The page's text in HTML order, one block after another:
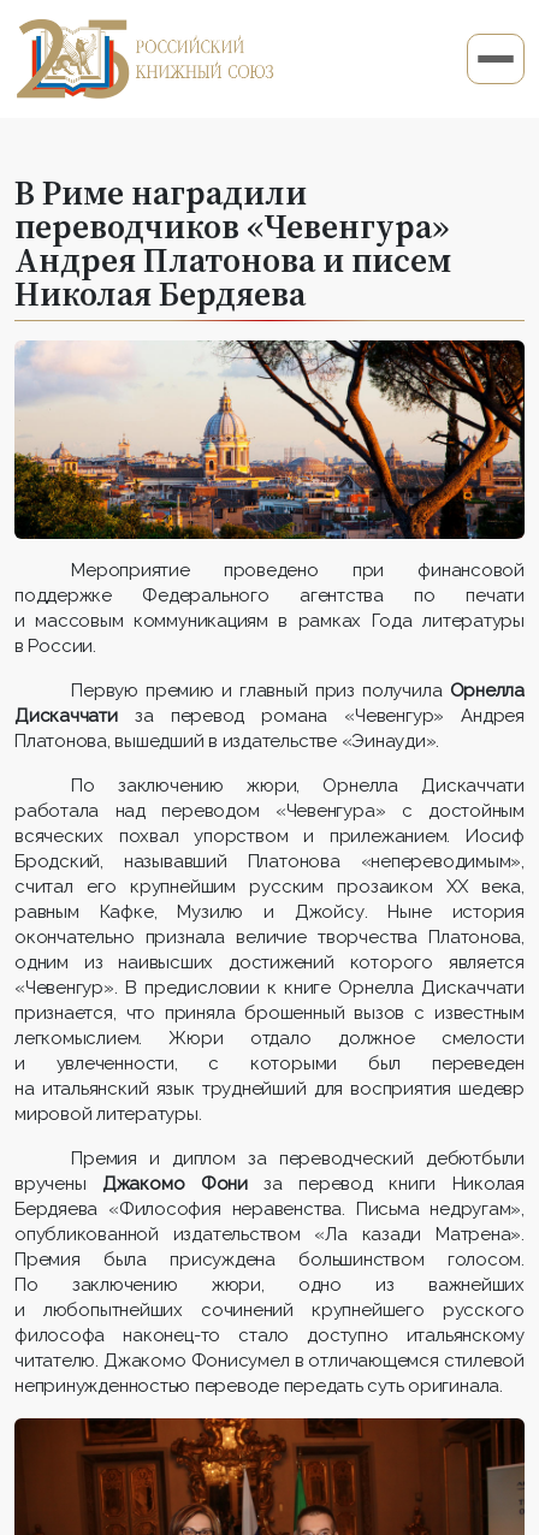
В Риме наградили
переводчиков «Чевенгура»
Андрея Платонова и писем
Николая Бердяева
Мероприятие проведено при финансовой
поддержке Федерального агентства по печати
и массовым коммуникациям в рамках Года литературы
в России.
Первую премию и главный приз получила Орнелла
Дискаччатиза перевод романа «Чевенгур» Андрея
Платонова, вышедший в издательстве «Эинауди».
По заключению жюри, Орнелла Дискаччати
работала над переводом «Чевенгура» с достойным
всяческих похвал упорством и прилежанием. Иосиф
Бродский, называвший Платонова «непереводимым»,
считал его крупнейшим русским прозаиком XX века,
равным Кафке, Музилю и Джойсу. Ныне история
окончательно признала величие творчества Платонова,
одним из наивысших достижений которого является
«Чевенгур». В предисловии к книге Орнелла Дискаччати
признается, что приняла брошенный вызов с известным
легкомыслием. Жюри отдало должное смелости
и увлеченности, с которыми был переведен
на итальянский язык труднейший для восприятия шедевр
мировой литературы.
Премия и диплом за переводческий дебютбыли
вручены Джакомо Фониза перевод книги Николая
Бердяева «Философия неравенства. Письма недругам»,
опубликованной издательством «Ла казади Матрена».
Премия была присуждена большинством голосом.
По заключению жюри, одно из важнейших
и любопытнейших сочинений крупнейшего русского
философа наконец-то стало доступно итальянскому
читателю. Джакомо Фонисумел в отличающемся стилевой
непринужденностью переводе передать суть оригинала.